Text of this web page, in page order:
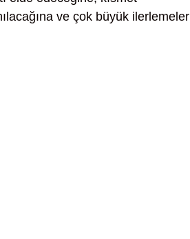
ve çok büyük ilerlemeler